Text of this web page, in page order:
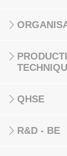
QHSE
R&D - BE